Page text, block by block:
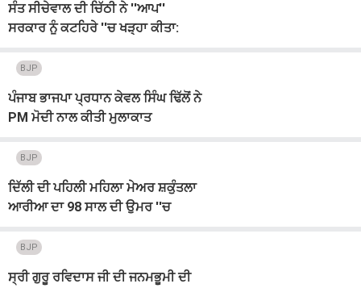
ਸੰਤ ਸੀਚੇਵਾਲ ਦੀ ਚਿੱਠੀ ਨੇ ''ਆਪ''
ਸਰਕਾਰ ਨੂੰ ਕਟਹਿਰੇ ''ਚ ਖੜ੍ਹਾ ਕੀਤਾ:
BJP
ਪੰਜਾਬ ਭਾਜਪਾ ਪ੍ਰਧਾਨ ਕੇਵਲ ਸਿੰਘ ਢਿੱਲੋਂ ਨੇ
PM ਮੋਦੀ ਨਾਲ ਕੀਤੀ ਮੁਲਾਕਾਤ
BJP
ਦਿੱਲੀ ਦੀ ਪਹਿਲੀ ਮਹਿਲਾ ਮੇਅਰ ਸ਼ਕੁੰਤਲਾ
ਆਰੀਆ ਦਾ 98 ਸਾਲ ਦੀ ਉਮਰ ''ਚ
BJP
ਸ੍ਰੀ ਗੁਰੂ ਰਵਿਦਾਸ ਜੀ ਦੀ ਜਨਮਭੂਮੀ ਦੀ